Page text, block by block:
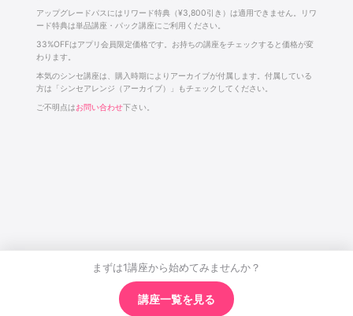
アップグレードパスにはリワード特典（¥3,800引き）は適用できません。リワ
ード特典は単品講座・パック講座にご利用ください。
33%OFFはアプリ会員限定価格です。お持ちの講座をチェックすると価格が変
わります。
本気のシンセ講座は、購入時期によりアーカイブが付属します。付属している
方は「シンセアレンジ（アーカイブ）」もチェックしてください。
ご不明点はお問い合わせ下さい。
まずは1講座から始めてみませんか？
講座一覧を見る